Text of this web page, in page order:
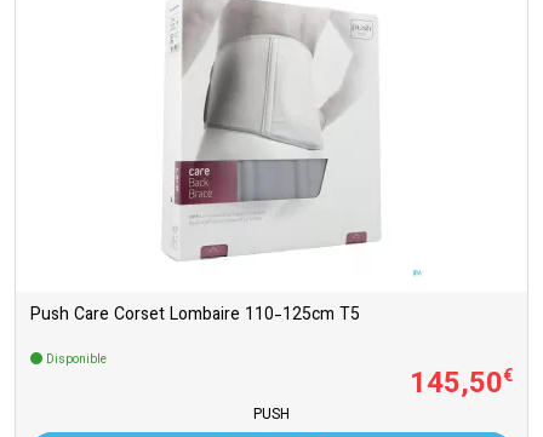
Push Care Corset Lombaire 110-125cm T5
Disponible
145,50€
PUSH